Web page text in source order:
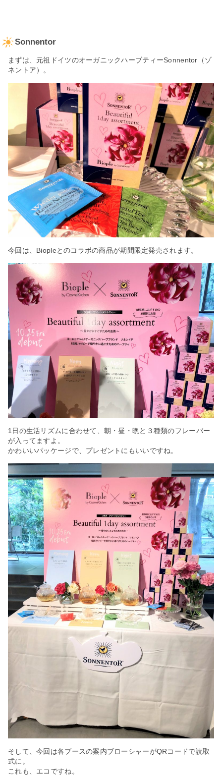
Sonnentor
まずは、元祖ドイツのオーガニックハーブティーSonnentor（ゾ
ネントア）。
今回は、Biopleとのコラボの商品が期間限定発売されます。
1日の生活リズムに合わせて、朝・昼・晩と３種類のフレーバー
が入ってますよ。
かわいいパッケージで、プレゼントにもいいですね。
そして、今回は各ブースの案内ブローシャーがQRコードで読取
式に。
これも、エコですね。